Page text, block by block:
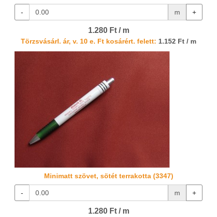
- m +
1.280 Ft / m
Törzsvásárl. ár, v. 10 e. Ft kosárért. felett: 1.152 Ft / m
Minimatt szövet, sötét terrakotta (3347)
- m +
1.280 Ft / m